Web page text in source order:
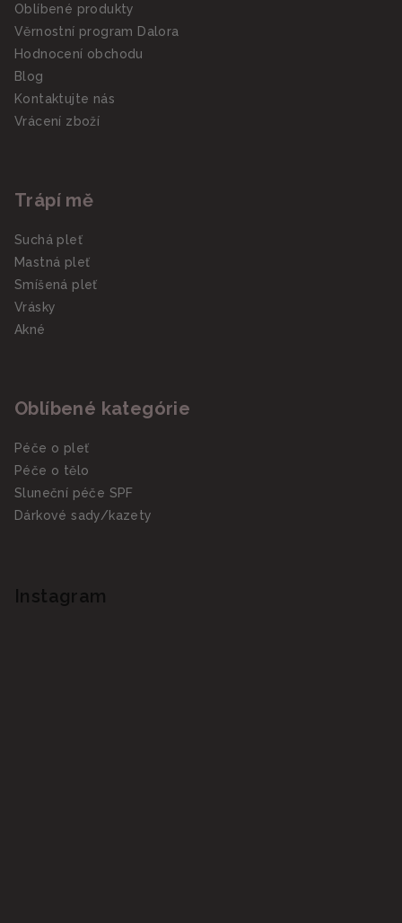
Oblíbené produkty
Věrnostní program Dalora
Hodnocení obchodu
Blog
Kontaktujte nás
Vrácení zboží
Trápí mě
Suchá pleť
Mastná pleť
Smíšená pleť
Vrásky
Akné
Oblíbené kategórie
Péče o pleť
Péče o tělo
Sluneční péče SPF
Dárkové sady/kazety
Instagram